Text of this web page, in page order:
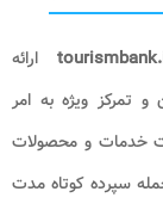
ارائه
ویژه به امر
خدمات و محصولات
سپرده کوتاه مدت